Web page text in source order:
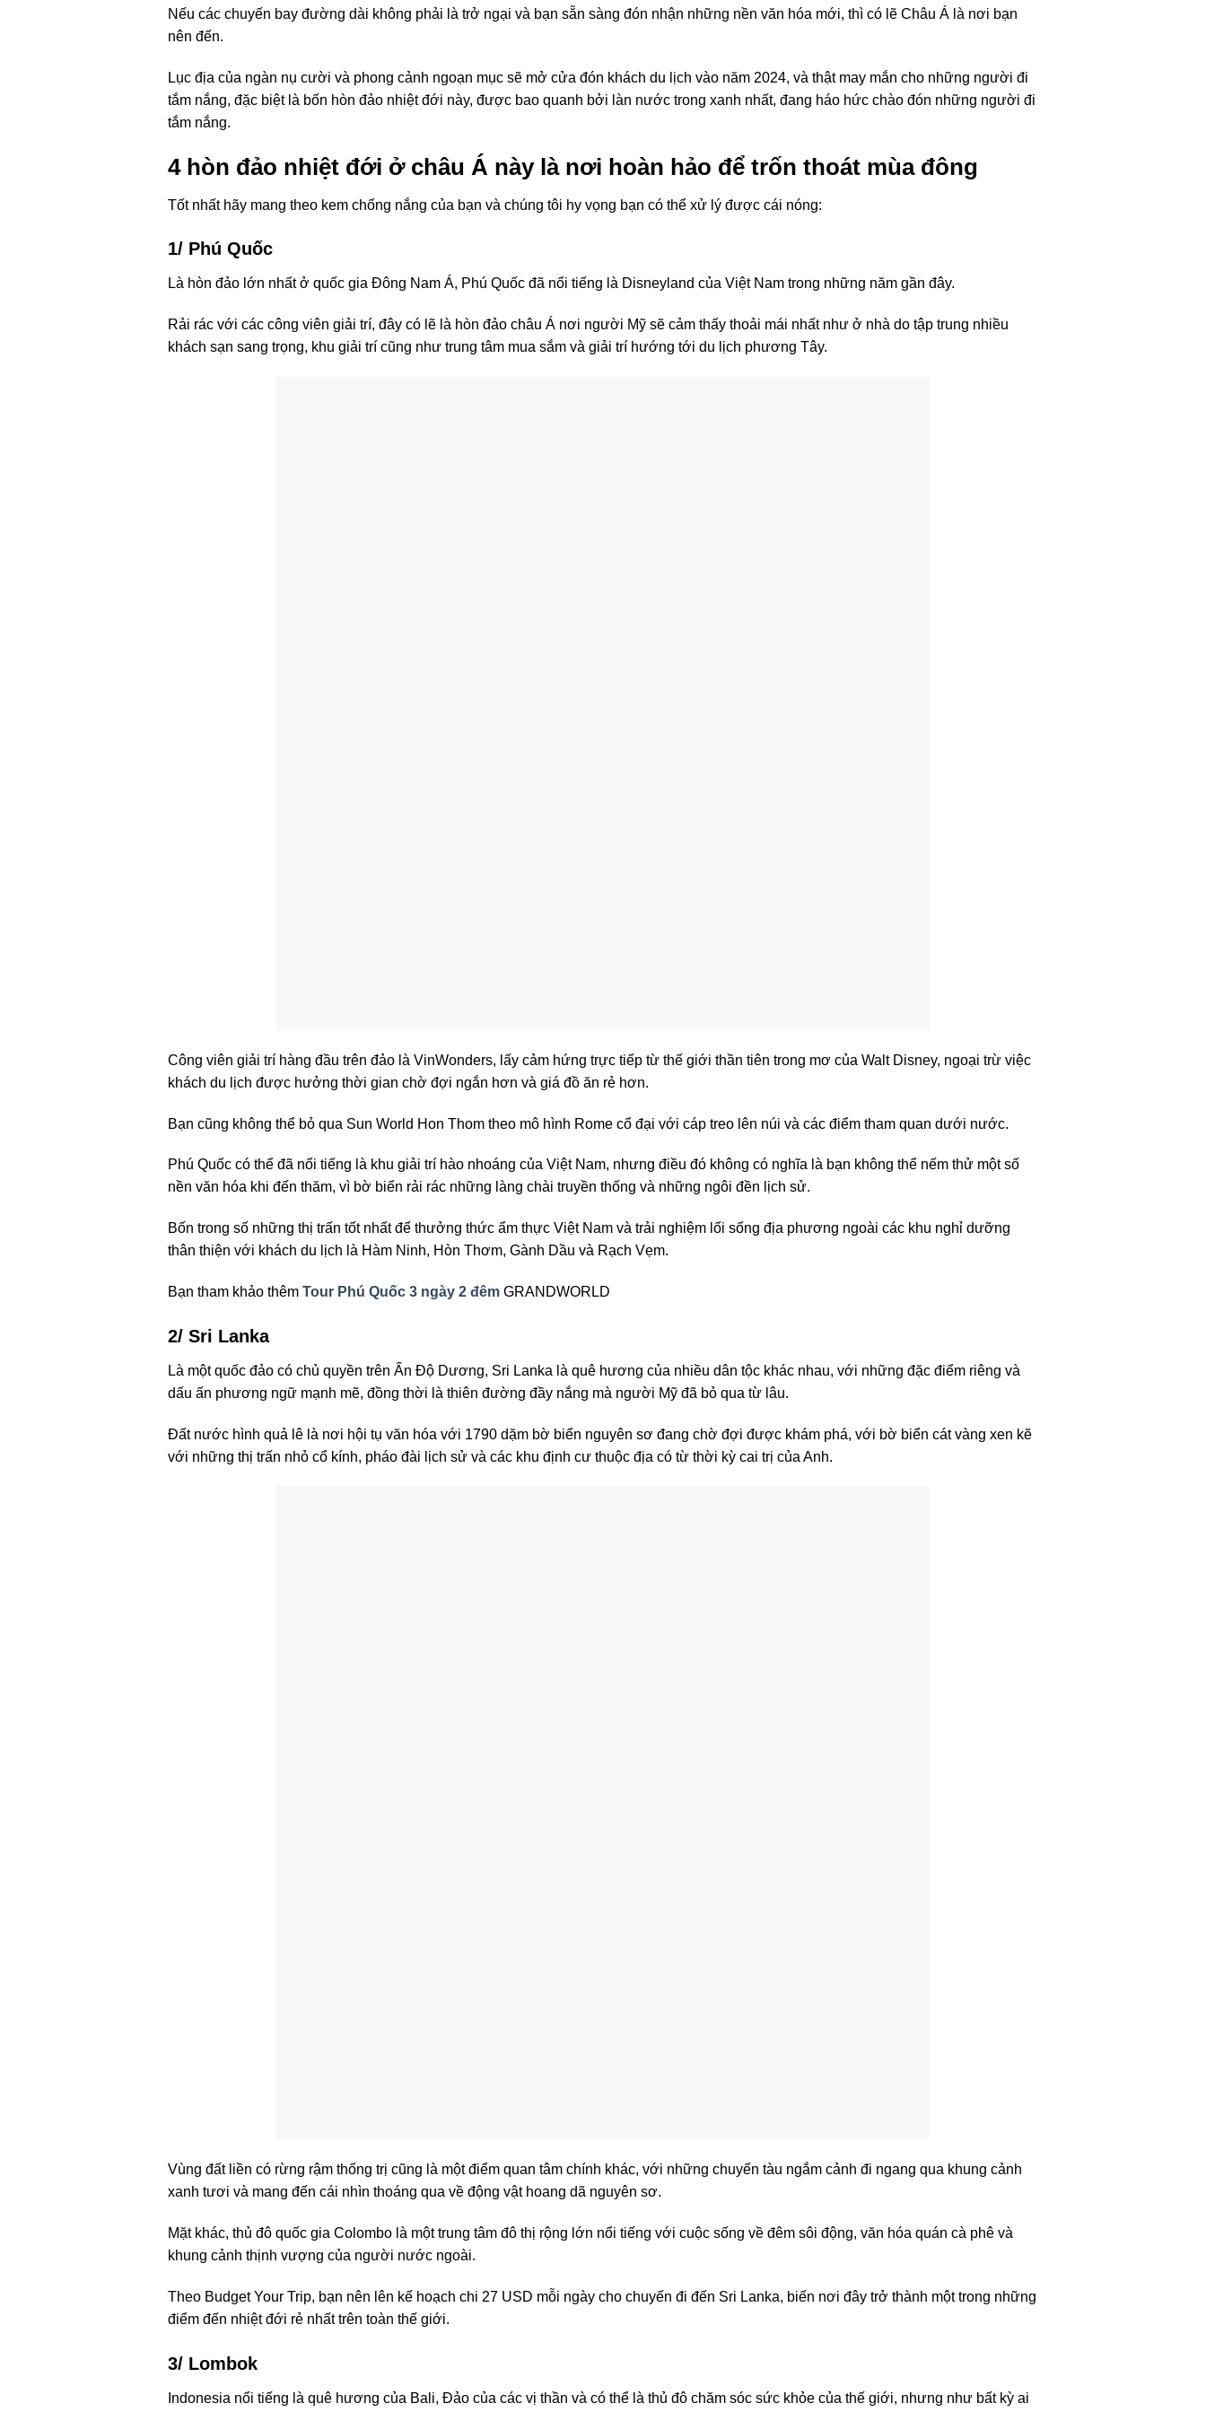
Nếu các chuyến bay đường dài không phải là trở ngại và bạn sẵn sàng đón nhận những nền văn hóa mới, thì có lẽ Châu Á là nơi bạn
nên đến.
Lục địa của ngàn nụ cười và phong cảnh ngoạn mục sẽ mở cửa đón khách du lịch vào năm 2024, và thật may mắn cho những người đi
tắm nắng, đặc biệt là bốn hòn đảo nhiệt đới này, được bao quanh bởi làn nước trong xanh nhất, đang háo hức chào đón những người đi
tắm nắng.
4 hòn đảo nhiệt đới ở châu Á này là nơi hoàn hảo để trốn thoát mùa đông
Tốt nhất hãy mang theo kem chống nắng của bạn và chúng tôi hy vọng bạn có thể xử lý được cái nóng:
1/ Phú Quốc
Là hòn đảo lớn nhất ở quốc gia Đông Nam Á, Phú Quốc đã nổi tiếng là Disneyland của Việt Nam trong những năm gần đây.
Rải rác với các công viên giải trí, đây có lẽ là hòn đảo châu Á nơi người Mỹ sẽ cảm thấy thoải mái nhất như ở nhà do tập trung nhiều
khách sạn sang trọng, khu giải trí cũng như trung tâm mua sắm và giải trí hướng tới du lịch phương Tây.
Công viên giải trí hàng đầu trên đảo là VinWonders, lấy cảm hứng trực tiếp từ thế giới thần tiên trong mơ của Walt Disney, ngoại trừ việc
khách du lịch được hưởng thời gian chờ đợi ngắn hơn và giá đồ ăn rẻ hơn.
Bạn cũng không thể bỏ qua Sun World Hon Thom theo mô hình Rome cổ đại với cáp treo lên núi và các điểm tham quan dưới nước.
Phú Quốc có thể đã nổi tiếng là khu giải trí hào nhoáng của Việt Nam, nhưng điều đó không có nghĩa là bạn không thể nếm thử một số
nền văn hóa khi đến thăm, vì bờ biển rải rác những làng chài truyền thống và những ngôi đền lịch sử.
Bốn trong số những thị trấn tốt nhất để thưởng thức ẩm thực Việt Nam và trải nghiệm lối sống địa phương ngoài các khu nghỉ dưỡng
thân thiện với khách du lịch là Hàm Ninh, Hòn Thơm, Gành Dầu và Rạch Vẹm.
Bạn tham khảo thêm Tour Phú Quốc 3 ngày 2 đêm GRANDWORLD
2/ Sri Lanka
Là một quốc đảo có chủ quyền trên Ấn Độ Dương, Sri Lanka là quê hương của nhiều dân tộc khác nhau, với những đặc điểm riêng và
dấu ấn phương ngữ mạnh mẽ, đồng thời là thiên đường đầy nắng mà người Mỹ đã bỏ qua từ lâu.
Đất nước hình quả lê là nơi hội tụ văn hóa với 1790 dặm bờ biển nguyên sơ đang chờ đợi được khám phá, với bờ biển cát vàng xen kẽ
với những thị trấn nhỏ cổ kính, pháo đài lịch sử và các khu định cư thuộc địa có từ thời kỳ cai trị của Anh.
Vùng đất liền có rừng rậm thống trị cũng là một điểm quan tâm chính khác, với những chuyến tàu ngắm cảnh đi ngang qua khung cảnh
xanh tươi và mang đến cái nhìn thoáng qua về động vật hoang dã nguyên sơ.
Mặt khác, thủ đô quốc gia Colombo là một trung tâm đô thị rộng lớn nổi tiếng với cuộc sống về đêm sôi động, văn hóa quán cà phê và
khung cảnh thịnh vượng của người nước ngoài.
Theo Budget Your Trip, bạn nên lên kế hoạch chi 27 USD mỗi ngày cho chuyến đi đến Sri Lanka, biến nơi đây trở thành một trong những
điểm đến nhiệt đới rẻ nhất trên toàn thế giới.
3/ Lombok
Indonesia nổi tiếng là quê hương của Bali, Đảo của các vị thần và có thể là thủ đô chăm sóc sức khỏe của thế giới, nhưng như bất kỳ ai